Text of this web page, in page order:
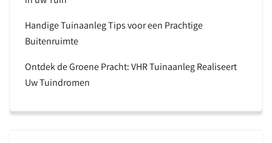
Handige Tuinaanleg Tips voor een Prachtige
Buitenruimte
Ontdek de Groene Pracht: VHR Tuinaanleg Realiseert
Uw Tuindromen